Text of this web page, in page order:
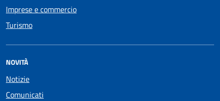
Imprese e commercio
Turismo
NOVITÀ
Notizie
Comunicati